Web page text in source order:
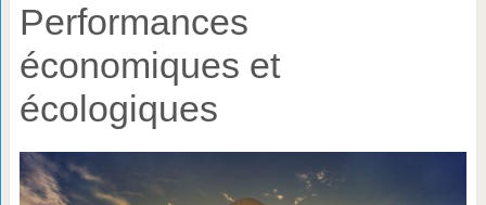
Performances
économiques et
écologiques